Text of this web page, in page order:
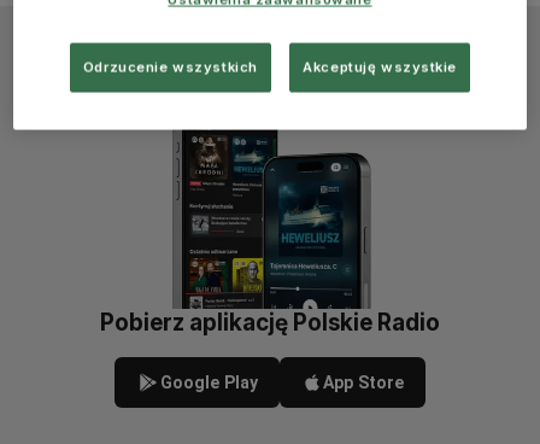
Pobierz aplikację Polskie Radio
Google Play App Store
Odrzucenie wszystkich Akceptuję wszystkie